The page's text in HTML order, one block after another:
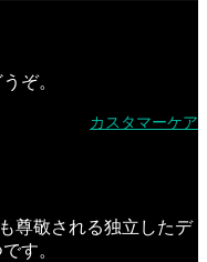
ぞ。
カスタマーケア
尊敬される独立したデ
す。